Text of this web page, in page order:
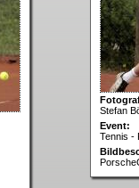
Stefan
Event:
Tennis -